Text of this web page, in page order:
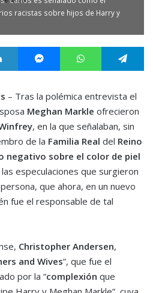
racistas sobre hijos de Harry y
LinkedIn MessengerWhatsApp
– Tras la polémica entrevista el
Meghan Markle ofrecieron
, en la que señalaban, sin
de la Familia Real del Reino
negativo sobre el color de piel
especulaciones que surgieron
que ahora, en un nuevo
fue el responsable de tal
Christopher Andersen,
and Wives”, que fue el
por la “complexión que